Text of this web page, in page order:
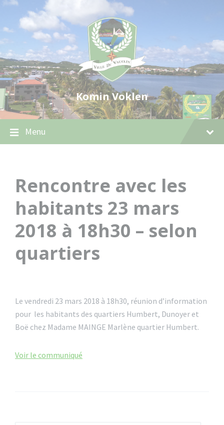
Skip
content
Skip
navigation
Skip
footer
Komin Voklen
Menu
Rencontre avec les
habitants 23 mars
2018 à 18h30 – selon
quartiers
Le vendredi 23 mars 2018 à 18h30, réunion d’information
pour les habitants des quartiers Humbert, Dunoyer et
Boë chez Madame MAINGE Marlène quartier Humbert.
Voir le communiqué